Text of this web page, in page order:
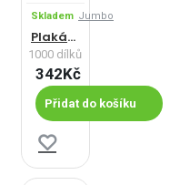
Skladem Jumbo
Plakát se psy
1000 dílků
342Kč
Přidat do košíku